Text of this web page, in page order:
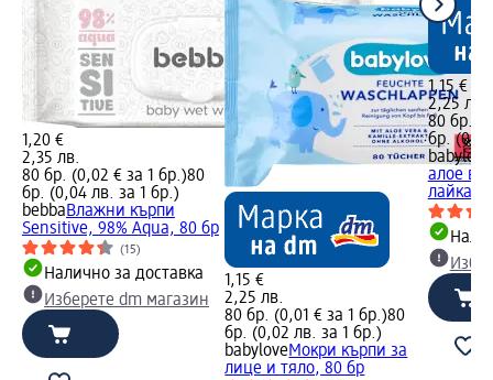
1,20 €
2,35 лв.
80 бр. (0,02 € за 1 бр.)80
бр. (0,04 лв. за 1 бр.)
bebbaВлажни кърпи
Sensitive, 98% Aqua, 80 бр
(15)
Налично за доставка
Изберете dm магазин
1,15 €
2,25 лв.
80 бр. (0,01 € за 1 бр.)80
бр. (0,02 лв. за 1 бр.)
babyloveМокри кърпи за
лице и тяло, 80 бр
1,15 €
2,25 лв.
80 бр.
бр.
babylove
алое
лайка,